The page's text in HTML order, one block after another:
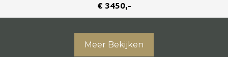
€ 3450,-
Meer Bekijken